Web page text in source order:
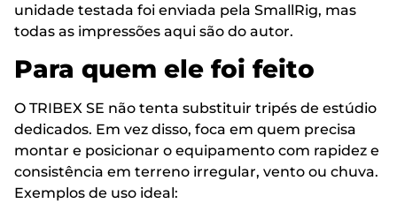
unidade testada foi enviada pela SmallRig, mas
todas as impressões aqui são do autor.
Para quem ele foi feito
O TRIBEX SE não tenta substituir tripés de estúdio
dedicados. Em vez disso, foca em quem precisa
montar e posicionar o equipamento com rapidez e
consistência em terreno irregular, vento ou chuva.
Exemplos de uso ideal: